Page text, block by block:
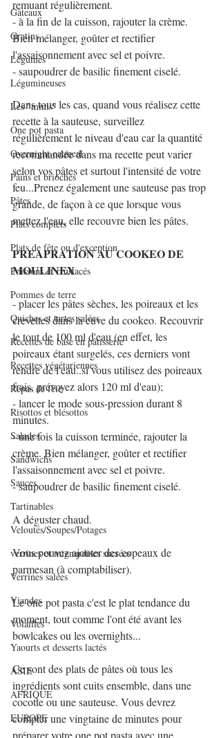
Gâteaux
Gratins
Légumes
Légumineuses
Les "minis"
One pot pasta
Overnight oatmeal
Pains et brioches
Pâtes
Plats complets
Plats de fête ou d'exception
Poissons et crustacés
Pommes de terre
Quiches et tartes salées
Recettes de base en pâtisserie
Recettes végétariennes
Repas de fête
Risottos et blésottos
Salades
Sandwichs
Sauces
Tartinables
Veloutés/Soupes/Potages
verrines et mignardises sucrées
Verrines salées
Viandes
Volailles
Yaourts et desserts lactés
ASIE
AFRIQUE
EUROPE
remuant régulièrement.
- à la fin de la cuisson, rajouter la crème.
Bien mélanger, goûter et rectifier
l'assaisonnement avec sel et poivre.
- saupoudrer de basilic finement ciselé.
Dans tous les cas, quand vous réalisez cette
recette à la sauteuse, surveillez
régulièrement le niveau d'eau car la quantité
recommandée dans ma recette peut varier
selon vos pâtes et surtout l'intensité de votre
feu...Prenez également une sauteuse pas trop
grande, de façon à ce que lorsque vous
mettez l'eau, elle recouvre bien les pâtes.
PREAPRATION AU COOKEO DE
MOULINEX
- placer les pâtes sèches, les poireaux et les
crevettes dans la cuve du cookeo. Recouvrir
le tout de 100 ml d'eau (en effet, les
poireaux étant surgelés, ces derniers vont
rendre de l'eau..si vous utilisez des poireaux
frais, prévoyez alors 120 ml d'eau);
- lancer le mode sous-pression durant 8
minutes.
- une fois la cuisson terminée, rajouter la
crème. Bien mélanger, goûter et rectifier
l'assaisonnement avec sel et poivre.
- saupoudrer de basilic finement ciselé.
A déguster chaud.
Vous pouvez ajouter des copeaux de
parmesan (à comptabiliser).
Le one pot pasta c'est le plat tendance du
moment, tout comme l'ont été avant les
bowlcakes ou les overnights...
Ce sont des plats de pâtes où tous les
ingrédients sont cuits ensemble, dans une
cocotte ou une sauteuse. Vous devrez
compter une vingtaine de minutes pour
préparer votre one pot pasta avec une